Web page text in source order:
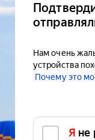
Нам очень
устройства
Почему это
Я